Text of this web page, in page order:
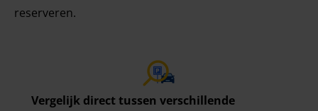
reserveren.
Vergelijk direct tussen verschillende